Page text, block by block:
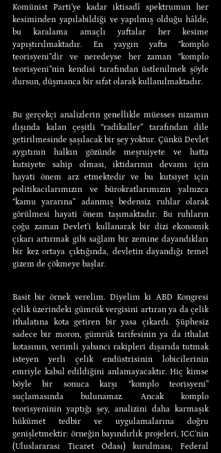
Komünist Parti’ye kadar iktisadî spektrumun her
kesiminden yapılabildiği ve yapılmış olduğu hâlde,
bu karalama amaçlı yaftalar her kesime
yapıştırılmaktadır. En yaygın yafta “komplo
teorisyeni”dir ve neredeyse her zaman “komplo
teorisyeni”nin kendisi tarafından üstlenilmek şöyle
dursun, düşmanca bir sıfat olarak kullanılmaktadır.
Bu gerçekçi analizlerin genellikle müesses nizamın
dışında kalan çeşitli “radikaller” tarafından dile
getirilmesinde şaşılacak bir şey yoktur. Çünkü Devlet
aygıtının halkın gözünde meşruiyete ve hatta
kutsiyete sahip olması, iktidarının devamı için
hayati önem arz etmektedir ve bu kutsiyet için
politikacılarımızın ve bürokratlarımızın yalnızca
“kamu yararına” adanmış bedensiz ruhlar olarak
görülmesi hayati önem taşımaktadır. Bu ruhların
çoğu zaman Devlet’i kullanarak bir dizi ekonomik
çıkarı artırmak gibi sağlam bir zemine dayandıkları
bir kez ortaya çıktığında, devletin dayandığı temel
gizem de çökmeye başlar.
Basit bir örnek verelim. Diyelim ki ABD Kongresi
çelik üzerindeki gümrük vergisini artıran ya da çelik
ithalatına kota getiren bir yasa çıkardı. Şüphesiz
sadece bir moron, gümrük tarifesinin ya da ithalat
kotasının, verimli yabancı rakipleri dışarıda tutmak
isteyen yerli çelik endüstrisinin lobicilerinin
emriyle kabul edildiğini anlamayacaktır. Hiç kimse
böyle bir sonuca karşı “komplo teorisyeni”
suçlamasında bulunamaz. Ancak komplo
teorisyeninin yaptığı şey, analizini daha karmaşık
hükümet tedbir ve uygulamalarına doğru
genişletmektir: örneğin bayındırlık projeleri, ICC’nin
(Uluslararası Ticaret Odası) kurulması, Federal